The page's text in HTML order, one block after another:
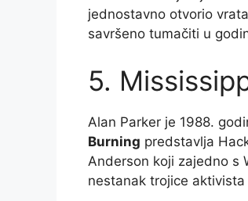
jednostavno otvorio
savršeno tumačiti u
5.
Alan Parker je 1988.
Burning predstavlja
Anderson koji zajedno s
nestanak trojice